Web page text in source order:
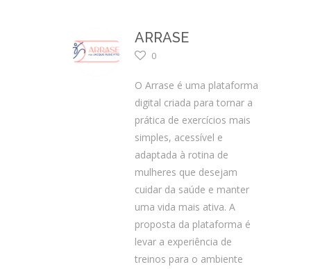
ARRASE
0
O Arrase é uma plataforma
digital criada para tornar a
prática de exercícios mais
simples, acessível e
adaptada à rotina de
mulheres que desejam
cuidar da saúde e manter
uma vida mais ativa. A
proposta da plataforma é
levar a experiência de
treinos para o ambiente